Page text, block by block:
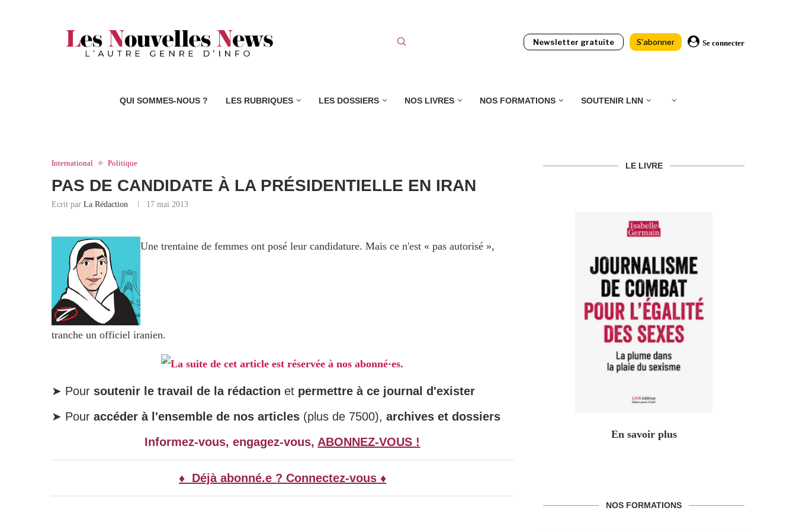
Newsletter gratuite S'abonner Se connecter
QUI SOMMES-NOUS ? LES RUBRIQUES LES DOSSIERS NOS LIVRES NOS FORMATIONS SOUTENIR LNN
International Politique
PAS DE CANDIDATE À LA PRÉSIDENTIELLE EN IRAN
Ecrit par La Rédaction 17 mai 2013
Une trentaine de femmes ont posé leur candidature. Mais ce n'est « pas autorisé »,
tranche un officiel iranien.
La suite de cet article est réservée à nos abonné·es.
➤ Pour soutenir le travail de la rédaction et permettre à ce journal d'exister
➤ Pour accéder à l'ensemble de nos articles (plus de 7500), archives et dossiers
Informez-vous, engagez-vous, ABONNEZ-VOUS !
♦ Déjà abonné.e ? Connectez-vous ♦
LE LIVRE
En savoir plus
NOS FORMATIONS